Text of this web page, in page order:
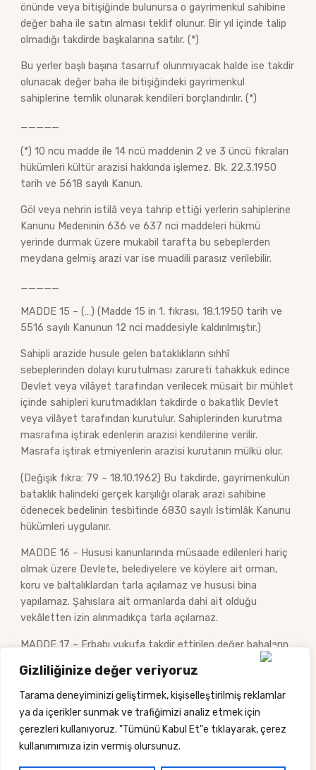
Gizliliğinize değer veriyoruz
Tarama deneyiminizi geliştirmek, kişiselleştirilmiş reklamlar
ya da içerikler sunmak ve trafiğimizi analiz etmek için
çerezleri kullanıyoruz. "Tümünü Kabul Et"e tıklayarak, çerez
kullanımımıza izin vermiş olursunuz.
önünde veya bitişiğinde bulunursa o gayrimenkul sahibine
değer baha ile satın alması teklif olunur. Bir yıl içinde talip
olmadığı takdirde başkalarına satılır. (*)
Bu yerler başlı başına tasarruf olunmıyacak halde ise takdir
olunacak değer baha ile bitişiğindeki gayrimenkul
sahiplerine temlik olunarak kendileri borçlandırılır. (*)
_____
(*) 10 ncu madde ile 14 ncü maddenin 2 ve 3 üncü fıkraları
hükümleri kültür arazisi hakkında işlemez. Bk. 22.3.1950
tarih ve 5618 sayılı Kanun.
Göl veya nehrin istilâ veya tahrip ettiği yerlerin sahiplerine
Kanunu Medeninin 636 ve 637 nci maddeleri hükmü
yerinde durmak üzere mukabil tarafta bu sebeplerden
meydana gelmiş arazi var ise muadili parasız verilebilir.
_____
MADDE 15 – (…) (Madde 15 in 1. fıkrası, 18.1.1950 tarih ve
5516 sayılı Kanunun 12 nci maddesiyle kaldırılmıştır.)
Sahipli arazide husule gelen bataklıkların sıhhî
sebeplerinden dolayı kurutulması zarureti tahakkuk edince
Devlet veya vilâyet tarafından verilecek müsait bir mühlet
içinde sahipleri kurutmadıkları takdirde o bakatlık Devlet
veya vilâyet tarafından kurutulur. Sahiplerinden kurutma
masrafına iştirak edenlerin arazisi kendilerine verilir.
Masrafa iştirak etmiyenlerin arazisi kurutanın mülkü olur.
(Değişik fıkra: 79 – 18.10.1962) Bu takdirde, gayrimenkulün
bataklık halindeki gerçek karşılığı olarak arazi sahibine
ödenecek bedelinin tesbitinde 6830 sayılı İstimlâk Kanunu
hükümleri uygulanır.
MADDE 16 – Hususi kanunlarında müsaade edilenleri hariç
olmak üzere Devlete, belediyelere ve köylere ait orman,
koru ve baltalıklardan tarla açılamaz ve hususi bina
yapılamaz. Şahıslara ait ormanlarda dahi ait olduğu
vekâletten izin alınmadıkça tarla açılamaz.
MADDE 17 – Erbabı vukufa takdir ettirilen değer bahaların
ikinci derecede tasdikı belediyelerce seçilerek iki zatın da
iştirakile mahallî idare heyetlerine aittir.
MADDE 18 – Bu kanunda yazılı vergi kıymetleri 1837
numaralı Bina Vergisi ve 1933 numaralı Arazi Vergisi
Kanunları mucibince vergiye matrah olan kıymettir.